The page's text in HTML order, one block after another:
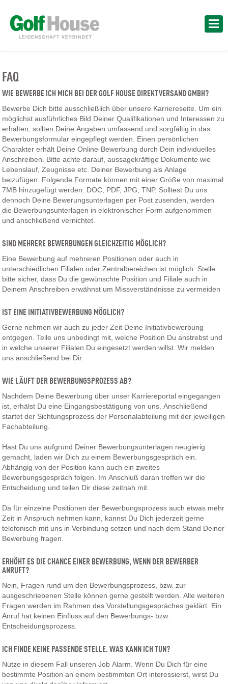
FAQ
WIE BEWERBE ICH MICH BEI DER GOLF HOUSE DIREKTVERSAND GMBH?
Bewerbe Dich bitte ausschließlich über unsere Karriereseite. Um ein
möglichst ausführliches Bild Deiner Qualifikationen und Interessen zu
erhalten, sollten Deine Angaben umfassend und sorgfältig in das
Bewerbungsformular eingepflegt werden. Einen persönlichen
Charakter erhält Deine Online-Bewerbung durch Dein individuelles
Anschreiben. Bitte achte darauf, aussagekräftige Dokumente wie
Lebenslauf, Zeugnisse etc. Deiner Bewerbung als Anlage
beizufügen. Folgende Formate können mit einer Größe von maximal
7MB hinzugefügt werden: DOC, PDF, JPG, TNP. Solltest Du uns
dennoch Deine Bewerungsunterlagen per Post zusenden, werden
die Bewerbungsunterlagen in elektronischer Form aufgenommen
und anschließend vernichtet.
SIND MEHRERE BEWERBUNGEN GLEICHZEITIG MÖGLICH?
Eine Bewerbung auf mehreren Positionen oder auch in
unterschiedlichen Filialen oder Zentralbereichen ist möglich. Stelle
bitte sicher, dass Du die gewünschte Position und Filiale auch in
Deinem Anschreiben erwähnst um Missverständnisse zu vermeiden
IST EINE INITIATIVBEWERBUNG MÖGLICH?
Gerne nehmen wir auch zu jeder Zeit Deine Initiativbewerbung
entgegen. Teile uns unbedingt mit, welche Position Du anstrebst und
in welche unserer Filialen Du eingesetzt werden willst. Wir melden
uns anschließend bei Dir.
WIE LÄUFT DER BEWERBUNGSPROZESS AB?
Nachdem Deine Bewerbung über unser Karriereportal eingegangen
ist, erhälst Du eine Eingangsbestätigung von uns. Anschließend
startet der Sichtungsprozess der Personalabteilung mit der jeweiligen
Fachabteilung.
Hast Du uns aufgrund Deiner Bewerbungsunterlagen neugierig
gemacht, laden wir Dich zu einem Bewerbungsgespräch ein.
Abhängig von der Position kann auch ein zweites
Bewerbungsgespräch folgen. Im Anschluß daran treffen wir die
Entscheidung und teilen Dir diese zeitnah mit.
Da für einzelne Positionen der Bewerbungsprozess auch etwas mehr
Zeit in Anspruch nehmen kann, kannst Du Dich jederzeit gerne
telefonisch mit uns in Verbindung setzen und nach dem Stand Deiner
Bewerbung fragen.
ERHÖHT ES DIE CHANCE EINER BEWERBUNG, WENN DER BEWERBER
ANRUFT?
Nein, Fragen rund um den Bewerbungsprozess, bzw. zur
ausgeschriebenen Stelle können gerne gestellt werden. Alle weiteren
Fragen werden im Rahmen des Vorstellungsgespräches geklärt. Ein
Anruf hat keinen Einfluss auf den Bewerbungs- bzw.
Entscheidungsprozess.
ICH FINDE KEINE PASSENDE STELLE. WAS KANN ICH TUN?
Nutze in diesem Fall unseren Job Alarm. Wenn Du Dich für eine
bestimmte Position an einem bestimmten Ort interessierst, wirst Du